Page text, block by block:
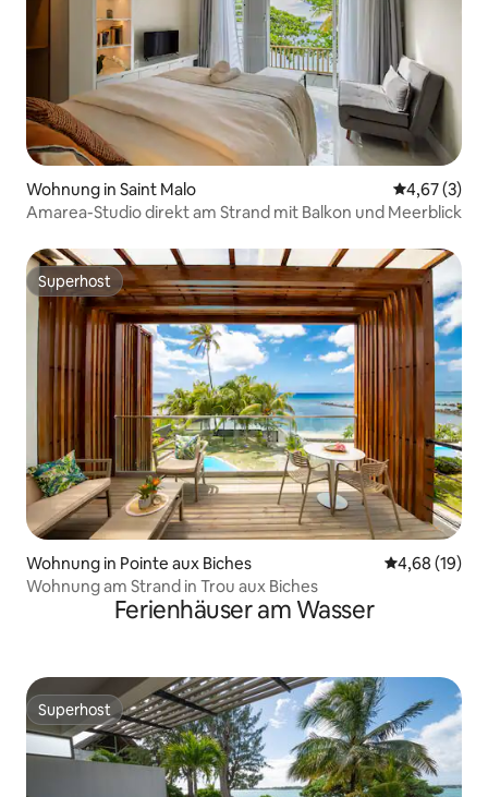
Wohnung in Saint Malo
4,67 (3)
Amarea-Studio direkt am Strand mit Balkon und Meerblick
Superhost
Superhost
Wohnung in Pointe aux Biches
4,68 (19)
Wohnung am Strand in Trou aux Biches
Ferienhäuser am Wasser
Superhost
Superhost